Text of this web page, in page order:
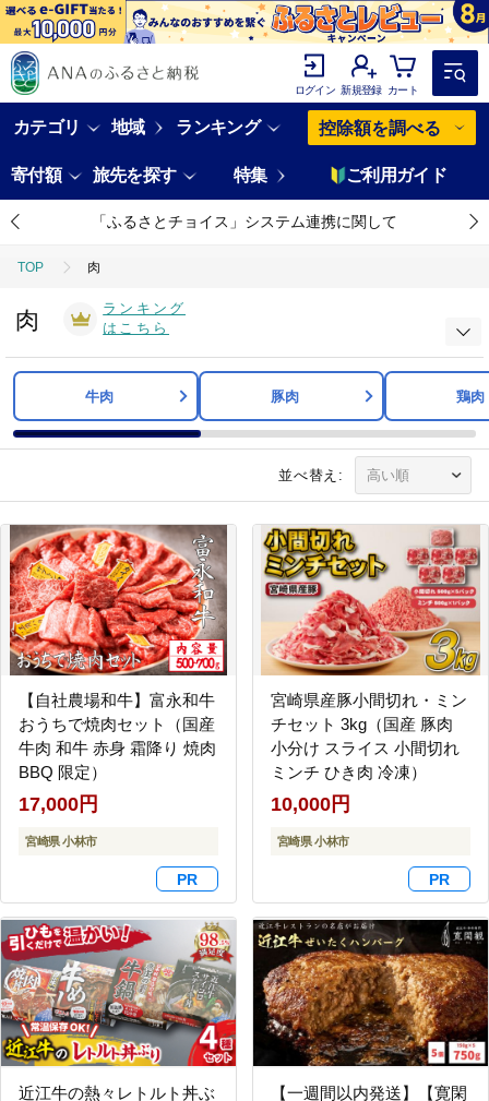
ログイン 新規登録 カート
カテゴリ 地域 ランキング 控除額を調べる
寄付額 旅先を探す 特集 ご利用ガイド
「ふるさとチョイス」システム連携に関して
TOP 肉
肉
ランキング
はこちら
牛肉 豚肉 鶏肉
並べ替え:
【自社農場和牛】富永和牛
おうちで焼肉セット（国産
牛肉 和牛 赤身 霜降り 焼肉
BBQ 限定）
17,000円
宮崎県 小林市
宮崎県産豚小間切れ・ミン
チセット 3kg（国産 豚肉
小分け スライス 小間切れ
ミンチ ひき肉 冷凍）
10,000円
宮崎県 小林市
近江牛の熱々レトルト丼ぶ
【一週間以内発送】【寛閑